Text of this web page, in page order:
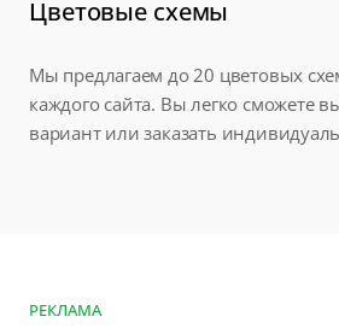
Цветовые схемы
Мы предлагаем до 20 цветовых
каждого сайта. Вы легко сможете
вариант или заказать
РЕКЛАМА